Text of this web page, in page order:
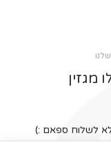
מגזין
לא לשלוח ספאם :)